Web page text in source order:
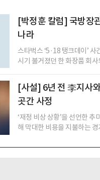
[박정훈 칼럼] 국방장
나라
스타벅스 ‘5·18 탱크데이’
시기 불거졌던 한 화장품 회사
[사설] 6년 전 李지사
곳간 사정
‘재정 비상 상황’을 선언한
해 막대한 비용을 지불하는